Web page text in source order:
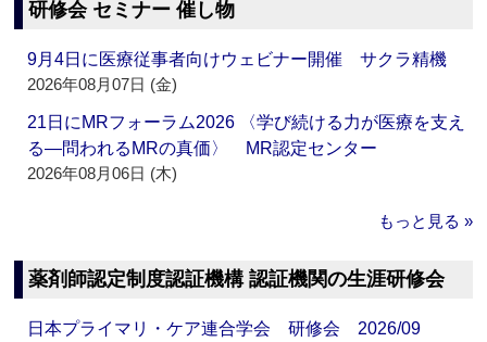
研修会 セミナー 催し物
9月4日に医療従事者向けウェビナー開催 サクラ精機
2026年08月07日 (金)
21日にMRフォーラム2026 〈学び続ける力が医療を支え
る―問われるMRの真価〉 MR認定センター
2026年08月06日 (木)
もっと見る »
薬剤師認定制度認証機構 認証機関の生涯研修会
日本プライマリ・ケア連合学会 研修会 2026/09